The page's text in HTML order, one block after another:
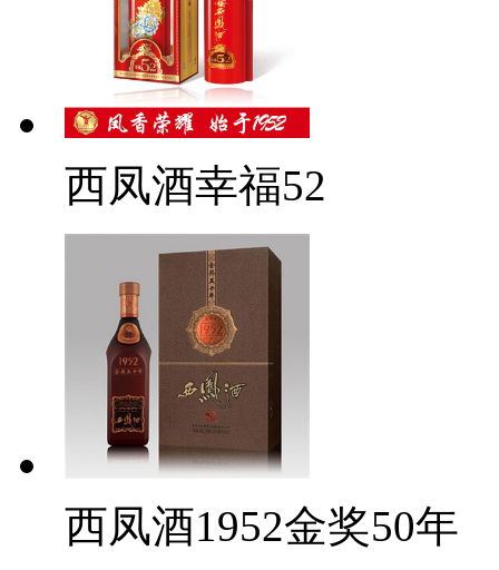
西凤酒幸福52
西凤酒1952金奖50年